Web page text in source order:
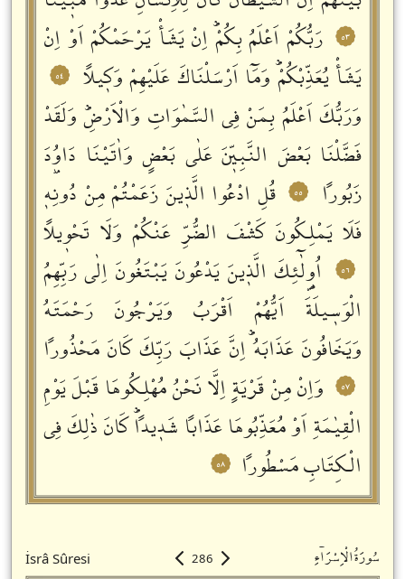
İsrâ Sûresi 286 سُورَةُالْاِسْرَاۤءِ
٥٣
رَبُّكُمْ اَعْلَمُ بِكُمْؕ اِنْ يَشَأْ يَرْحَمْكُمْ اَوْ اِنْ
يَشَأْ يُعَذِّبْكُمْؕ وَمَٓا اَرْسَلْنَاكَ عَلَيْهِمْ وَكٖيلاً
٥٤
وَرَبُّكَ اَعْلَمُ بِمَنْ فِي السَّمٰوَاتِ وَالْاَرْضِؕ وَلَقَدْ
فَضَّلْنَا بَعْضَ النَّبِيّٖنَ عَلٰى بَعْضٍ وَاٰتَيْنَا دَاوُ۫دَ
زَبُوراً
٥٥
قُلِ ادْعُوا الَّذٖينَ زَعَمْتُمْ مِنْ دُونِهٖ
فَلَا يَمْلِكُونَ كَشْفَ الضُّرِّ عَنْكُمْ وَلَا تَحْوٖيلاً
٥٦
اُو۬لٰٓئِكَ الَّذٖينَ يَدْعُونَ يَبْتَغُونَ اِلٰى رَبِّهِمُ
الْوَسٖيلَةَ اَيُّهُمْ اَقْرَبُ وَيَرْجُونَ رَحْمَتَهُ
وَيَخَافُونَ عَذَابَهُؕ اِنَّ عَذَابَ رَبِّكَ كَانَ مَحْذُوراً
٥٧
وَاِنْ مِنْ قَرْيَةٍ اِلَّا نَحْنُ مُهْلِكُوهَا قَبْلَ يَوْمِ
الْقِيٰمَةِ اَوْ مُعَذِّبُوهَا عَذَاباً شَدٖيداًؕ كَانَ ذٰلِكَ فِي
الْكِتَابِ مَسْطُوراً
٥٨